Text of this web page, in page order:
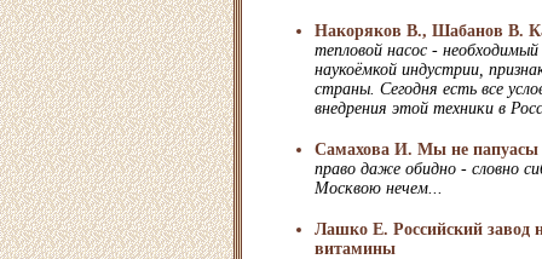
Накоряков В., Шабанов В.
тепловой насос -
наукоёмкой индустрии,
страны. Сегодня есть все
внедрения этой техники в
Самахова И. Мы не папуасы
право даже обидно - словно
Москвою нечем...
Лашко Е. Российский завод
витамины